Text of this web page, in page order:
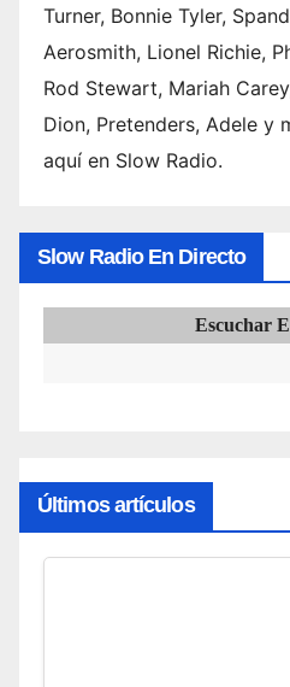
Turner, Bonnie Tyler,
Aerosmith, Lionel Richie,
Rod Stewart, Mariah
Dion, Pretenders, Adele y
aquí en Slow Radio.
Slow Radio En Directo
Escuchar
Últimos artículos